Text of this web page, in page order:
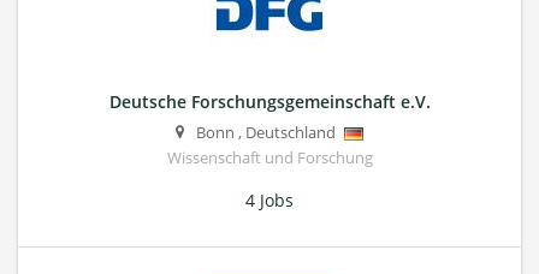
Deutsche Forschungsgemeinschaft e.V.
Bonn , Deutschland
Wissenschaft und Forschung
4 Jobs